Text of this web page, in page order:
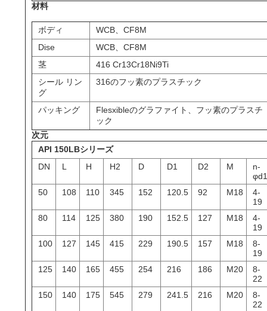
PRIVACY
POLICY
材料
ボディ
WCB、CF8M
Dise
WCB、CF8M
茎
416 Cr13Cr18Ni9Ti
シール リン
グ
316のフッ素のプラスチック
パッキング
Flesxibleのグラファイト、フッ素のプラスチ
ック
次元
API 150LBシリーズ
DN
L H H2 D D1 D2 M
n-
φd1
50
108 110 345 152 120.5 92 M18
4-
19
80
114 125 380 190 152.5 127 M18
4-
19
100
127 145 415 229 190.5 157 M18
8-
19
125
140 165 455 254 216 186 M20
8-
22
150
140 175 545 279 241.5 216 M20
8-
22